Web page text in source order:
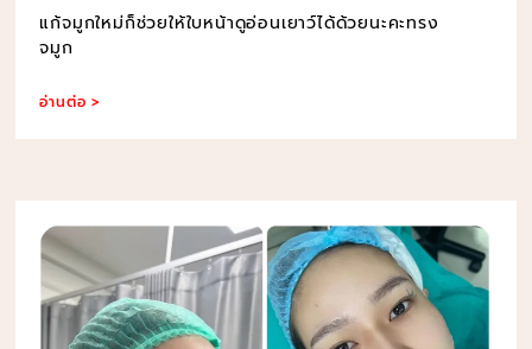
แก้จมูกใหม่ก็ช่วยให้ใบหน้าดูอ่อนเยาว์ได้ด้วยนะคะทรง
จมูก
อ่านต่อ >